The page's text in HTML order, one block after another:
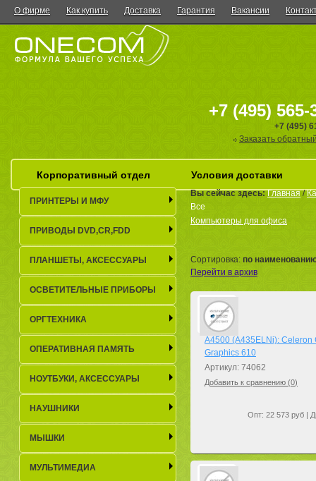
О фирме Как купить Доставка Гарантия Вакансии
+7 (495) 565-
+7 (495)
Заказать
Корпоративный отдел Условия доставки
Вы сейчас здесь:Главная/
Все
Компьютеры для офиса
Сортировка: по
Перейти в архив
A4500 (A435ELNi): Celeron
Graphics 610
Артикул: 74062
Добавить к сравнению (0)
Опт: 22 573 руб |
ПРИНТЕРЫ И МФУ
ПРИВОДЫ DVD,CR,FDD
ПЛАНШЕТЫ, АКСЕСCУАРЫ
ОСВЕТИТЕЛЬНЫЕ ПРИБОРЫ
ОРГТЕХНИКА
ОПЕРАТИВНАЯ ПАМЯТЬ
НОУТБУКИ, АКСЕСCУАРЫ
НАУШНИКИ
МЫШКИ
МУЛЬТИМЕДИА